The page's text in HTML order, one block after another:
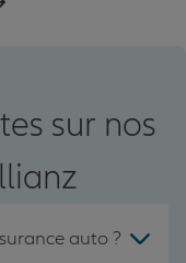
sur nos
auto ?